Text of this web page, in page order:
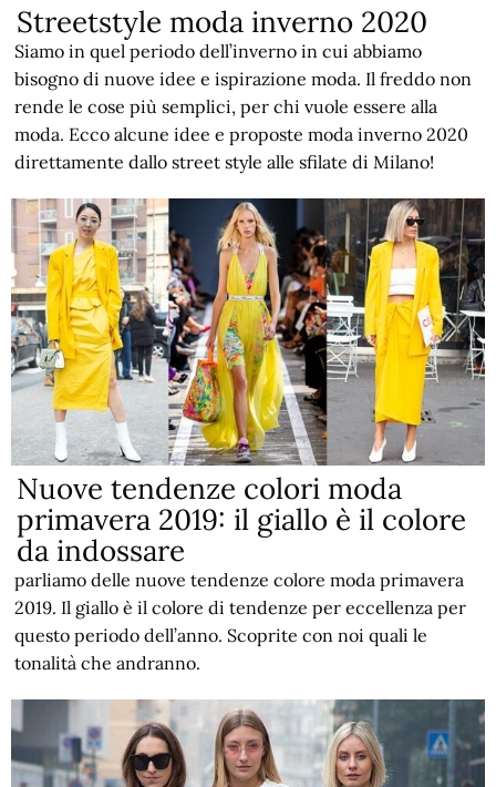
Streetstyle moda inverno 2020
Siamo in quel periodo dell’inverno in cui abbiamo
bisogno di nuove idee e ispirazione moda. Il freddo non
rende le cose più semplici, per chi vuole essere alla
moda. Ecco alcune idee e proposte moda inverno 2020
direttamente dallo street style alle sfilate di Milano!
Nuove tendenze colori moda
primavera 2019: il giallo è il colore
da indossare
parliamo delle nuove tendenze colore moda primavera
2019. Il giallo è il colore di tendenze per eccellenza per
questo periodo dell’anno. Scoprite con noi quali le
tonalità che andranno.